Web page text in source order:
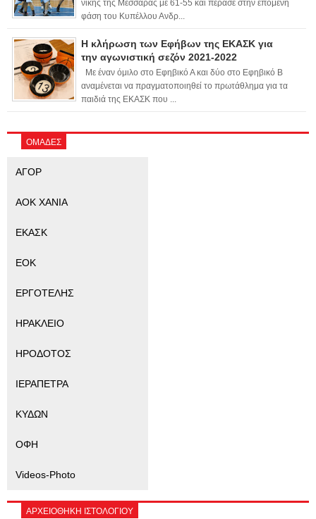
νίκης της Μεσσαράς με 61-55 και πέρασε στην επόμενη
φάση του Κυπέλλου Ανδρ...
Η κλήρωση των Εφήβων της ΕΚΑΣΚ για
την αγωνιστική σεζόν 2021-2022
Με έναν όμιλο στο Εφηβικό Α και δύο στο Εφηβικό Β
αναμένεται να πραγματοποιηθεί το πρωτάθλημα για τα
παιδιά της ΕΚΑΣΚ που ...
ΟΜΑΔΕΣ
ΑΓΟΡ
ΑΟΚ ΧΑΝΙΑ
ΕΚΑΣΚ
ΕΟΚ
ΕΡΓΟΤΕΛΗΣ
ΗΡΑΚΛΕΙΟ
ΗΡΟΔΟΤΟΣ
ΙΕΡΑΠΕΤΡΑ
ΚΥΔΩΝ
ΟΦΗ
Videos-Photo
ΑΡΧΕΙΟΘΗΚΗ ΙΣΤΟΛΟΓΙΟΥ